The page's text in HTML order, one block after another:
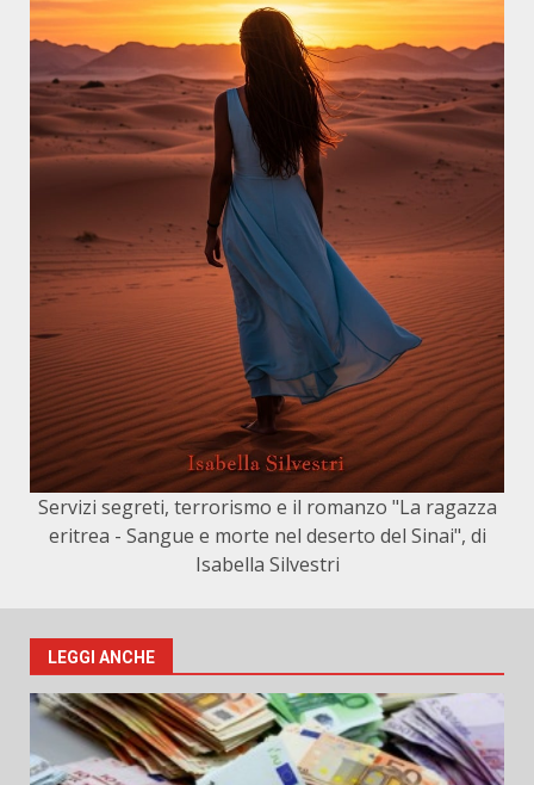
Servizi segreti, terrorismo e il romanzo "La ragazza
eritrea - Sangue e morte nel deserto del Sinai", di
Isabella Silvestri
LEGGI ANCHE